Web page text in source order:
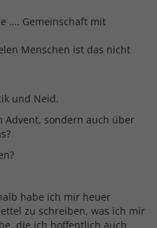
…. Gemeinschaft mit
Menschen ist das nicht
und Neid.
Advent, sondern auch über
habe ich mir heuer
zu schreiben, was ich mir
die ich hoffentlich auch